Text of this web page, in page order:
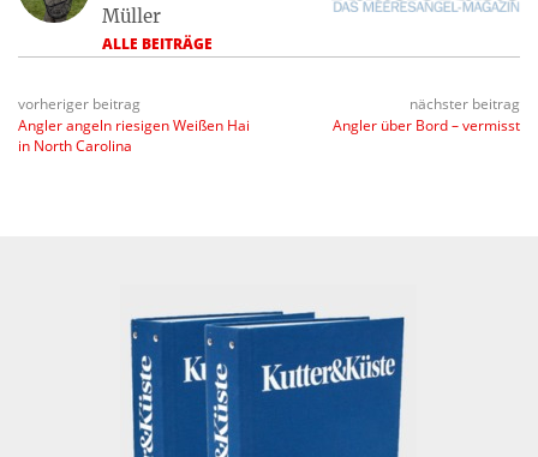
Müller
ALLE BEITRÄGE
vorheriger beitrag
Angler angeln riesigen Weißen Hai
in North Carolina
nächster beitrag
Angler über Bord – vermisst